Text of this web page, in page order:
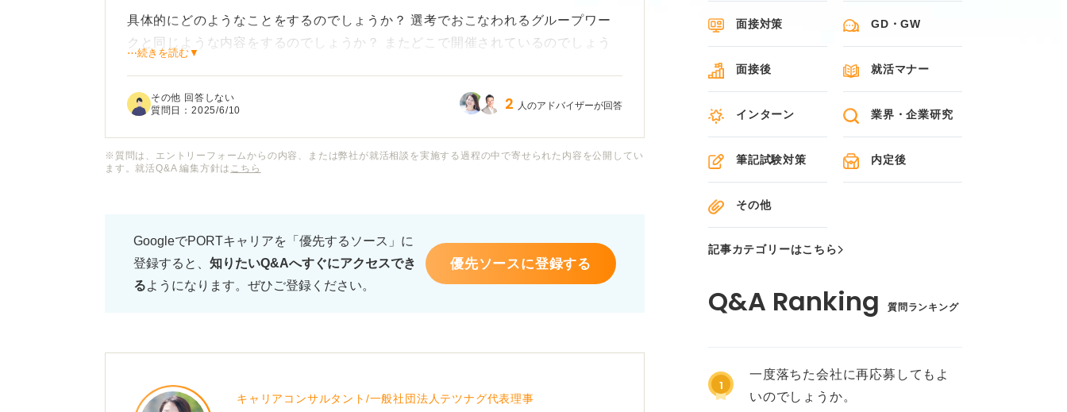
具体的にどのようなことをするのでしょうか？ 選考でおこなわれるグループワー
クと同じような内容をするのでしょうか？ またどこで開催されているのでしょう
練習会に参加することで、本番のグループワークでどのような点が有利になるかも
もしよろしければ、グループワーク練習会の具体的な内容や、参加することで得ら
⋯続きを読む▼
その他 回答しない
質問日：2025/6/10 2 人のアドバイザーが回答
※質問は、エントリーフォームからの内容、または弊社が就活相談を実施する過程の中で寄せられた内容を公開してい
ます。就活Q&A 編集方針は こちら
GoogleでPORTキャリアを「優先するソース」に
登録すると、 知りたいQ&Aへすぐにアクセスでき
るようになります。ぜひご登録ください。
優先ソースに登録する
キャリアコンサルタント/一般社団法人テツナグ代表理事
面接対策 GD・GW
面接後 就活マナー
インターン 業界・企業研究
筆記試験対策 内定後
その他
記事カテゴリーはこちら
質問ランキング
1
一度落ちた会社に再応募してもよ
いのでしょうか。